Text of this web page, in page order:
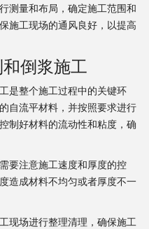
测量和布局，确定施工范围和
施工现场的通风良好，以提高
倒浆施工
是整个施工过程中的关键环
自流平材料，并按照要求进行
制好材料的流动性和粘度，确
要注意施工速度和厚度的控
造成材料不均匀或者厚度不一
现场进行整理清理，确保施工